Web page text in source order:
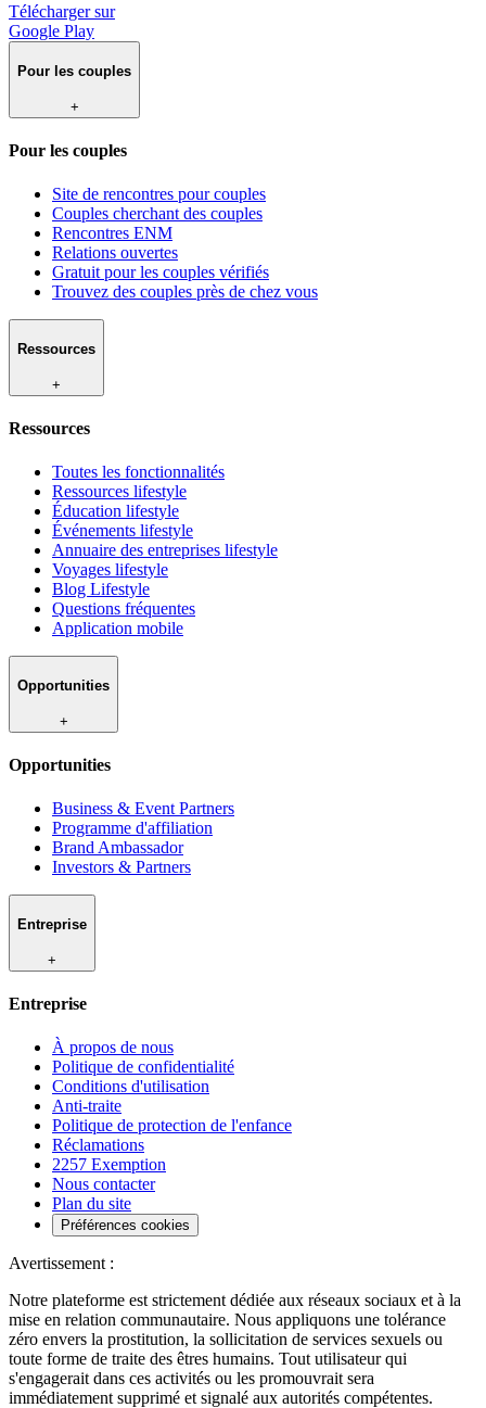
Télécharger sur
Google Play
Pour les couples
+
Pour les couples
Site de rencontres pour couples
Couples cherchant des couples
Rencontres ENM
Relations ouvertes
Gratuit pour les couples vérifiés
Trouvez des couples près de chez vous
Ressources
+
Ressources
Toutes les fonctionnalités
Ressources lifestyle
Éducation lifestyle
Événements lifestyle
Annuaire des entreprises lifestyle
Voyages lifestyle
Blog Lifestyle
Questions fréquentes
Application mobile
Opportunities
+
Opportunities
Business & Event Partners
Programme d'affiliation
Brand Ambassador
Investors & Partners
Entreprise
+
Entreprise
À propos de nous
Politique de confidentialité
Conditions d'utilisation
Anti-traite
Politique de protection de l'enfance
Réclamations
2257 Exemption
Nous contacter
Plan du site
Préférences cookies
Avertissement :
Notre plateforme est strictement dédiée aux réseaux sociaux et à la
mise en relation communautaire. Nous appliquons une tolérance
zéro envers la prostitution, la sollicitation de services sexuels ou
toute forme de traite des êtres humains. Tout utilisateur qui
s'engagerait dans ces activités ou les promouvrait sera
immédiatement supprimé et signalé aux autorités compétentes.